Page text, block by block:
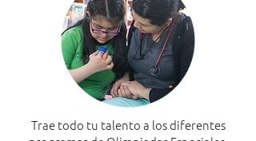
Trae todo tu talento a los diferentes